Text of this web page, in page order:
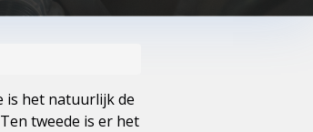
is het natuurlijk de
tweede is er het